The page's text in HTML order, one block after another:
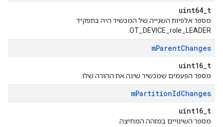
uint64_t
מספר אלפיות השנייה של המכשיר היה בתפקיד
OT_DEVICE_role_LEADER.
mParentChanges
uint16_t
מספר הפעמים שמכשיר שינה את ההורה שלו.
mPartitionIdChanges
uint16_t
מספר השינויים במזהה המחיצה.